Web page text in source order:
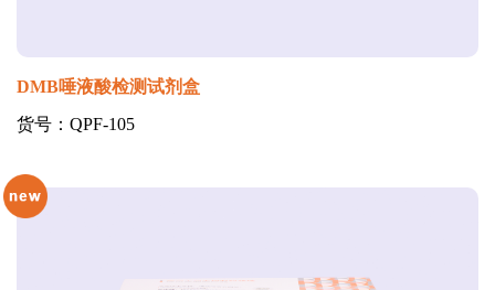
DMB唾液酸检测试剂盒
货号：QPF-105